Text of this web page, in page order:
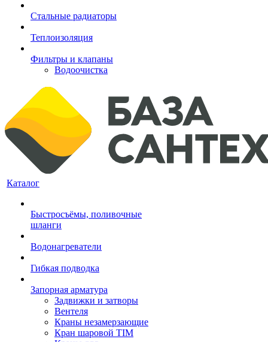
Стальные радиаторы
Теплоизоляция
Фильтры и клапаны
Водоочистка
Каталог
Быстросъёмы, поливочные
шланги
Водонагреватели
Гибкая подводка
Запорная арматура
Задвижки и затворы
Вентеля
Краны незамерзающие
Кран шаровой TIM